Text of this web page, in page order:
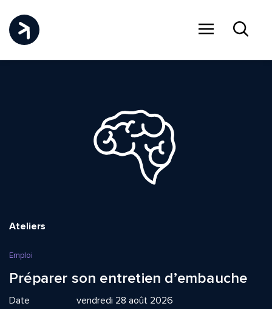
Ateliers
Emploi
Préparer son entretien d’embauche
Date
vendredi 28 août 2026